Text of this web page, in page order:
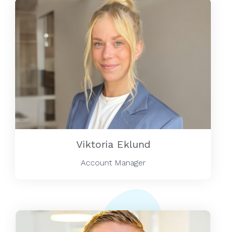
Viktoria Eklund
Account Manager